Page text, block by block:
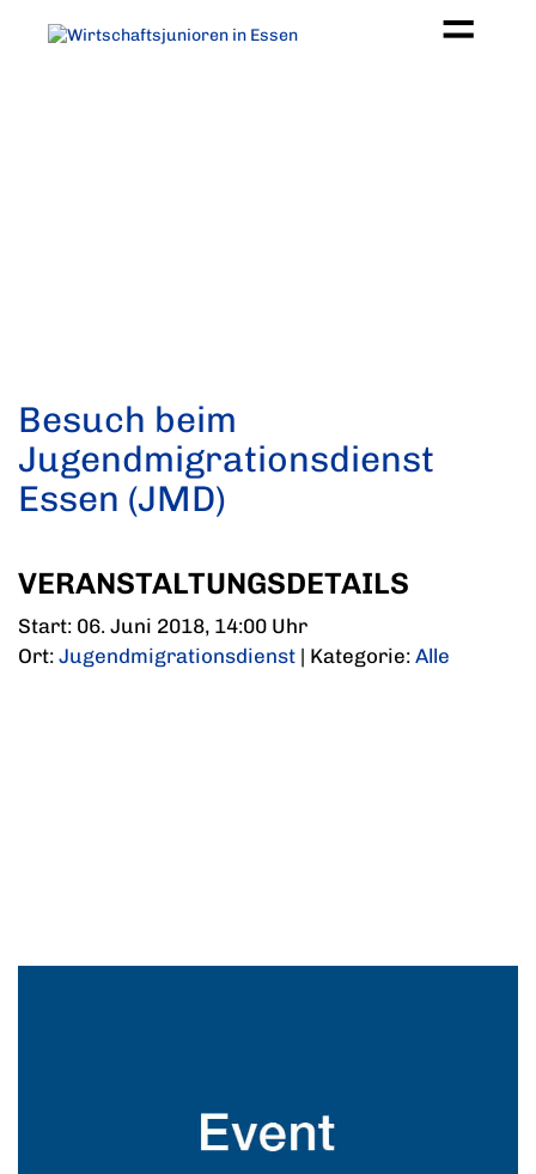
Besuch beim
Jugendmigrationsdienst
Essen (JMD)
VERANSTALTUNGSDETAILS
Start: 06. Juni 2018, 14:00 Uhr
Ort: Jugendmigrationsdienst | Kategorie: Alle